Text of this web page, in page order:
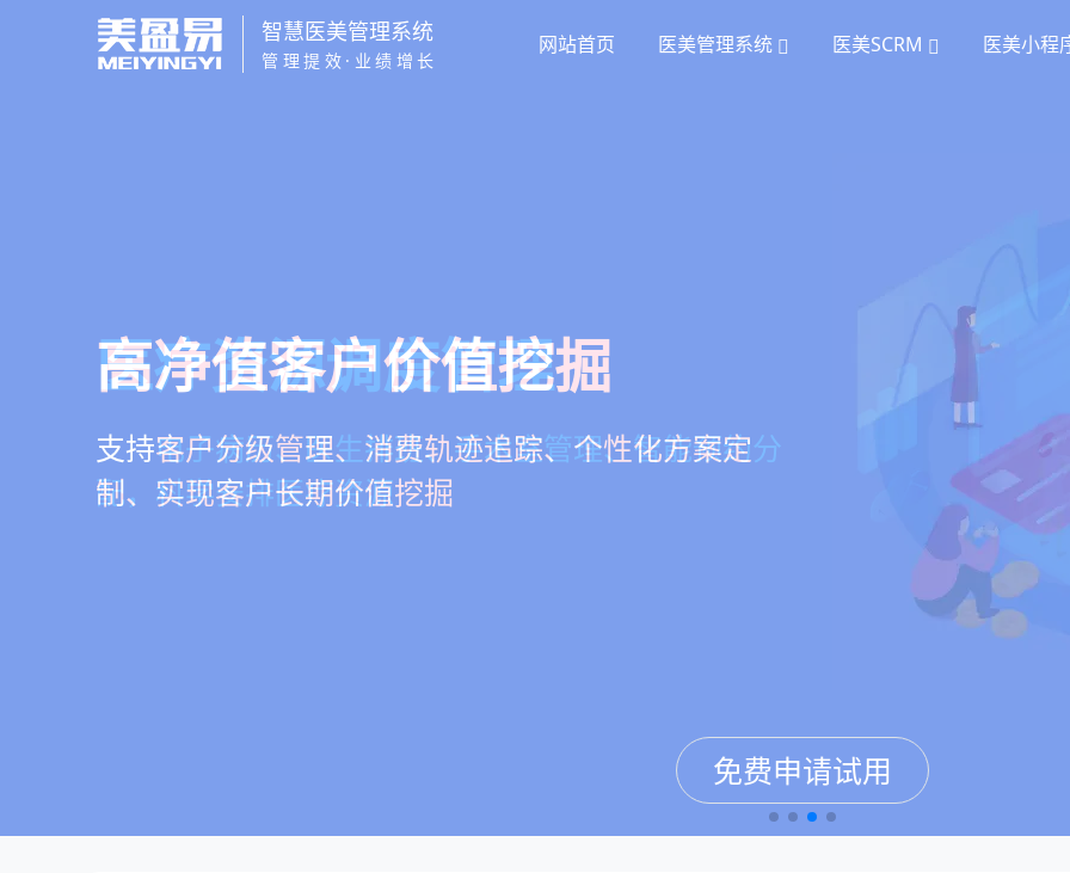
智慧医美管理系统
管理提效·业绩增长
网站首页 医美管理系统 医美SCRM 医美小程
智慧医美管理系统
一站式解决医美机构预约、咨询、手术安排、会员管
理、财务核算全流程管理
免费申请试用
医疗资源调度管理
支持电子病历、医生排班、手术室管理、智能预约分
配，科学安排医疗资源
免费申请试用
高净值客户价值挖掘
支持客户分级管理、消费轨迹追踪、个性化方案定
制、实现客户长期价值挖掘
免费申请试用
营销与私域运营
提供小程序商城、私域scrm、项目套餐、裂变分销多
种营销工具，助力获客与转化
免费申请试用